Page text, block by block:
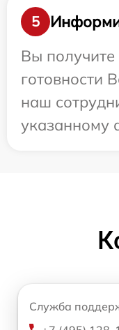
5
Вы
готовности
наш
указанному
Служба